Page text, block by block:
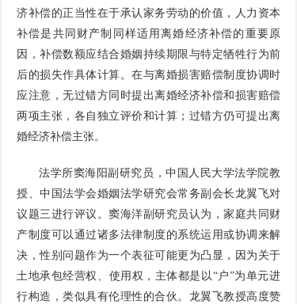
济补偿的正当性在于承认家务劳动的价值，人力资本
补偿是共同财产制同样适用离婚经济补偿的重要原
因，补偿数额应结合婚姻持续期限与特定牺牲行为前
后的损失作具体计算。在与离婚损害赔偿制度协调时
应注意，无过错方同时提出离婚经济补偿和损害赔偿
两项主张，各自独立评价和计算；过错方仍可提出离
婚经济补偿主张。
法学所窦海阳副研究员，中国人民大学法学院教
授、中国法学会婚姻法学研究会常务副会长龙翼飞对
议题三进行评议。窦海洋副研究员认为，家庭共同财
产制度可以通过诸多法律制度的系统运用或协调来解
决，性别问题作为一个表征可能更为凸显，因为关于
土地承包经营权、使用权，主体都是以“户”为单元进
行构造，类似具有伦理性的合伙。龙翼飞教授高度赞